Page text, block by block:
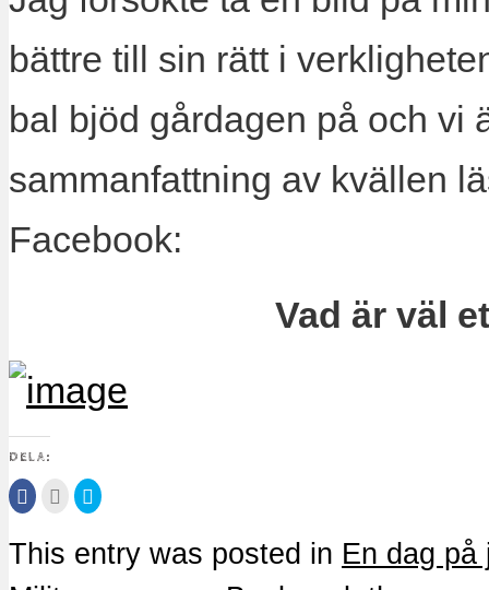
bättre till sin rätt i
bal bjöd gårdagen på och vi
sammanfattning av kvällen
Facebook:
Vad är väl
DELA:
Klicka
för
på
Facebook
i
Klicka
för
detta
till
Klicka
för
på
Twitter
(Öppnas
This entry was posted in En dag på